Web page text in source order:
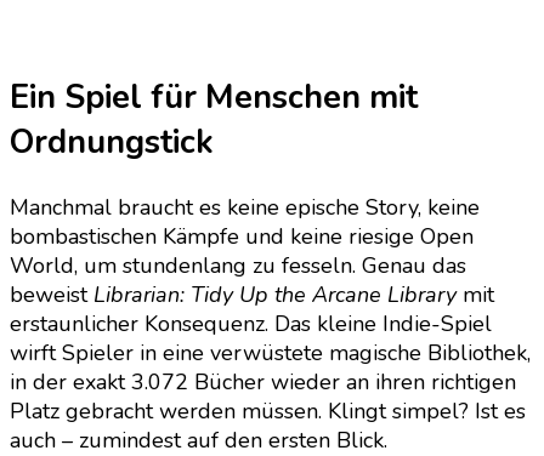
Ein Spiel für Menschen mit
Ordnungstick
Manchmal braucht es keine epische Story, keine
bombastischen Kämpfe und keine riesige Open
World, um stundenlang zu fesseln. Genau das
beweist Librarian: Tidy Up the Arcane Librarymit
erstaunlicher Konsequenz. Das kleine Indie-Spiel
wirft Spieler in eine verwüstete magische Bibliothek,
in der exakt 3.072 Bücher wieder an ihren richtigen
Platz gebracht werden müssen. Klingt simpel? Ist es
auch – zumindest auf den ersten Blick.